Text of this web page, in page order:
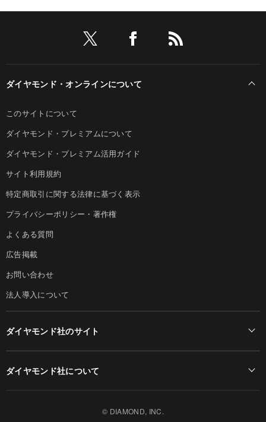
ダイヤモンド・オンラインについて
このサイトについて
ダイヤモンド・プレミアムについて
ダイヤモンド・プレミアム活用ガイド
サイト利用規約
特定商取引に関する法律に基づく表示
プライバシーポリシー・著作権
よくある質問
広告掲載
お問い合わせ
法人導入について
ダイヤモンド社のサイト
ダイヤモンド社について
© DIAMOND, INC.